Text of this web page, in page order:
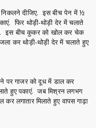
दीजिए. इस बीच पेन में ½
फिर थोड़ी-थोड़ी देर में चलाते
इस बीच कुकर को खोल कर चेक
कर थोड़ी-थोड़ी देर में चलाते हुए
पर गाजर को दूध में डाल कर
हुए पकाएं. जब मिश्रन लगभग
कर लगातार मिलाते हुए वापस गाढ़ा